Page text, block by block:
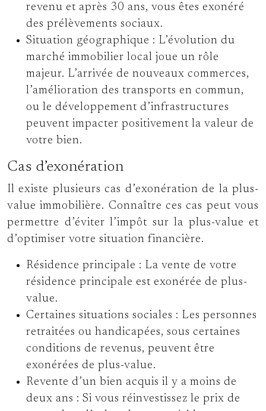
revenu et après 30 ans, vous êtes exonéré
des prélèvements sociaux.
Situation géographique : L’évolution du
marché immobilier local joue un rôle
majeur. L’arrivée de nouveaux commerces,
l’amélioration des transports en commun,
ou le développement d’infrastructures
peuvent impacter positivement la valeur de
votre bien.
Cas d’exonération
Il existe plusieurs cas d’exonération de la plus-
value immobilière. Connaître ces cas peut vous
permettre d’éviter l’impôt sur la plus-value et
d’optimiser votre situation financière.
Résidence principale : La vente de votre
résidence principale est exonérée de plus-
value.
Certaines situations sociales : Les personnes
retraitées ou handicapées, sous certaines
conditions de revenus, peuvent être
exonérées de plus-value.
Revente d’un bien acquis il y a moins de
deux ans : Si vous réinvestissez le prix de